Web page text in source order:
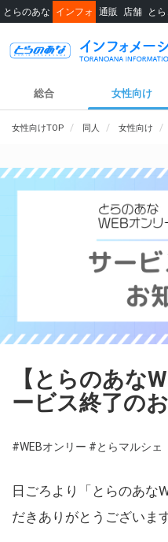
とらのあな インフォ 通販 店舗 と
総合 女性向け
女性向けTOP 同人 女性向け
【とらのあな
ービス終了の
#WEBオンリー #とらマルシェ
日ごろより「とらのあな
だきありがとうございます